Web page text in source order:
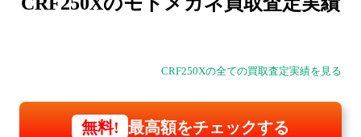
CRF250Xの全ての買取査定実績を見る
無料! 最高額をチェックする